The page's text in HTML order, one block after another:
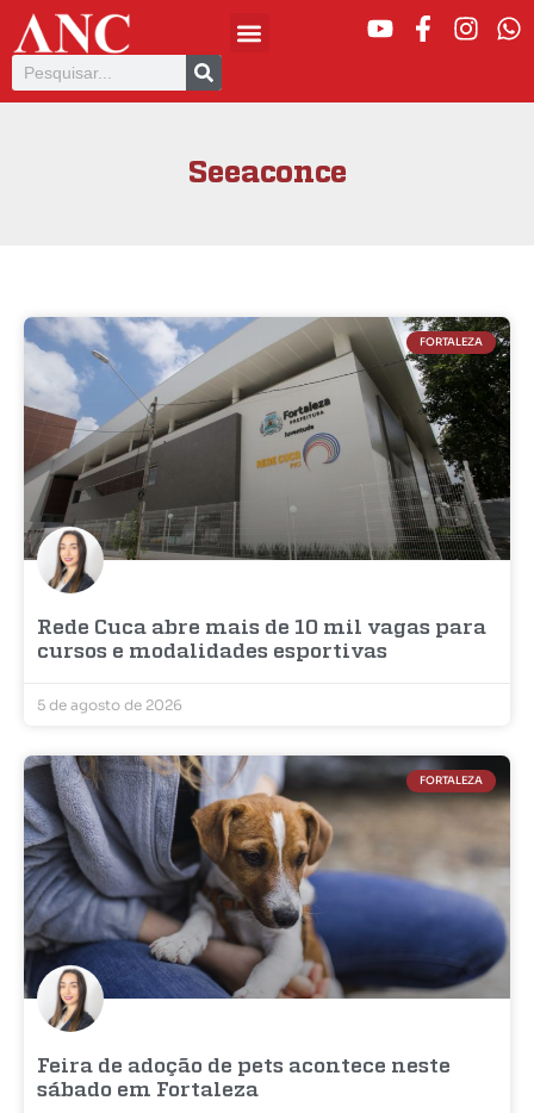
Seeaconce
FORTALEZA
Rede Cuca abre mais de 10 mil vagas para
cursos e modalidades esportivas
5 de agosto de 2026
FORTALEZA
Feira de adoção de pets acontece neste
sábado em Fortaleza